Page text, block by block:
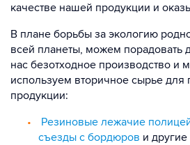
качестве нашей продукции и
В плане борьбы за экологию
всей планеты, можем порадовать
нас безотходное производство и
используем вторичное сырье для
продукции:
Резиновые лежачие
съезды с бордюров и